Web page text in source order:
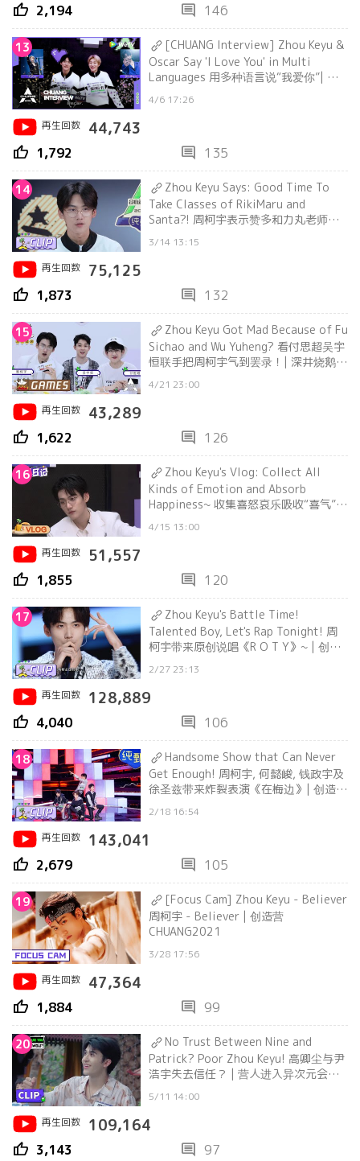
thumb_up 2,194 comment 146
13
[CHUANG Interview] Zhou Keyu &
Oscar Say 'I Love You' in Multi
Languages 用多种语言说“我爱你”| 创
4/6 17:26
再生回数
44,743
thumb_up 1,792 comment 135
14
Zhou Keyu Says: Good Time To
Take Classes of RikiMaru and
Santa?! 周柯宇表示赞多和力丸老师的
3/14 13:15
再生回数
75,125
thumb_up 1,873 comment 132
15
Zhou Keyu Got Mad Because of Fu
Sichao and Wu Yuheng? 看付思超吴宇
恒联手把周柯宇气到罢录！| 深井烧鹅
4/21 23:00
再生回数
43,289
thumb_up 1,622 comment 126
16
Zhou Keyu's Vlog: Collect All
Kinds of Emotion and Absorb
Happiness~ 收集喜怒哀乐吸收“喜气”，
4/15 13:00
再生回数
51,557
thumb_up 1,855 comment 120
17
Zhou Keyu's Battle Time!
Talented Boy, Let's Rap Tonight! 周
柯宇带来原创说唱《R O T Y》~ | 创造
2/27 23:13
再生回数
128,889
thumb_up 4,040 comment 106
18
Handsome Show that Can Never
Get Enough! 周柯宇, 何懿峻, 钱政宇及
徐圣兹带来炸裂表演《在梅边》| 创造营
2/18 16:54
再生回数
143,041
thumb_up 2,679 comment 105
19
[Focus Cam] Zhou Keyu - Believer
周柯宇 - Believer | 创造营
CHUANG2021
3/28 17:56
再生回数
47,364
thumb_up 1,884 comment 99
20
No Trust Between Nine and
Patrick? Poor Zhou Keyu! 高卿尘与尹
浩宇失去信任？ | 营人进入异次元会变
5/11 14:00
再生回数
109,164
thumb_up 3,143 comment 97